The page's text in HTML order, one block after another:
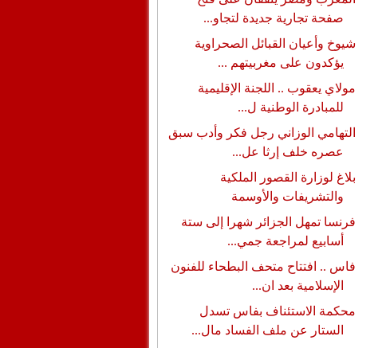
صفحة تجارية جديدة لتجاو...
شيوخ وأعيان القبائل الصحراوية
يؤكدون على مغربيتهم ...
مولاي يعقوب .. اللجنة الإقليمية
للمبادرة الوطنية ل...
التهامي الوزاني رجل فكر وأدب سبق
عصره خلف إرثا عل...
بلاغ لوزارة القصور الملكية
والتشريفات والأوسمة
فرنسا تمهل الجزائر شهرا إلى ستة
أسابيع لمراجعة جمي...
فاس .. افتتاح متحف البطحاء للفنون
الإسلامية بعد ان...
محكمة الاستئناف بفاس تسدل
الستار عن ملف الفساد مال...